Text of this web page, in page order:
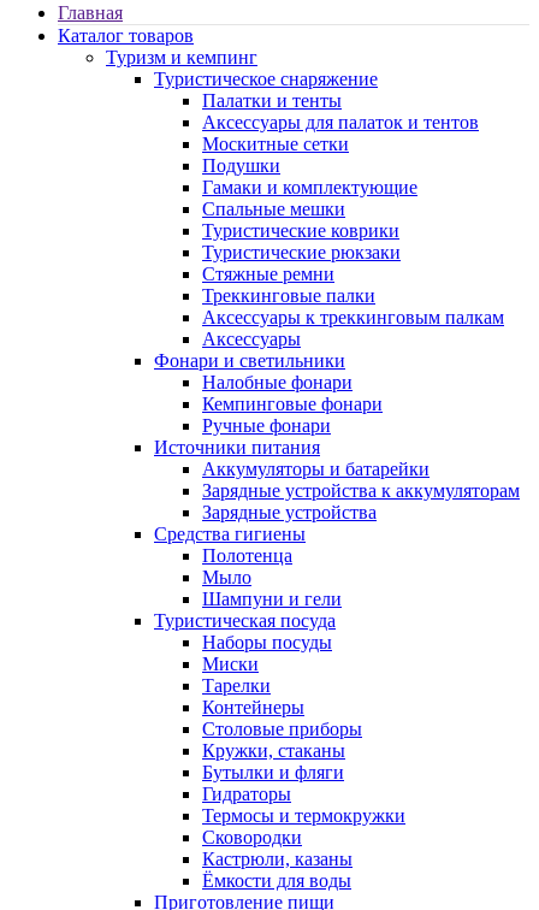
Главная
Каталог товаров
Туризм и кемпинг
Туристическое снаряжение
Палатки и тенты
Аксессуары для палаток и тентов
Москитные сетки
Подушки
Гамаки и комплектующие
Спальные мешки
Туристические коврики
Туристические рюкзаки
Стяжные ремни
Треккинговые палки
Аксессуары к треккинговым палкам
Аксессуары
Фонари и светильники
Налобные фонари
Кемпинговые фонари
Ручные фонари
Источники питания
Аккумуляторы и батарейки
Зарядные устройства к аккумуляторам
Зарядные устройства
Средства гигиены
Полотенца
Мыло
Шампуни и гели
Туристическая посуда
Наборы посуды
Миски
Тарелки
Контейнеры
Столовые приборы
Кружки, стаканы
Бутылки и фляги
Гидраторы
Термосы и термокружки
Сковородки
Кастрюли, казаны
Ёмкости для воды
Приготовление пищи